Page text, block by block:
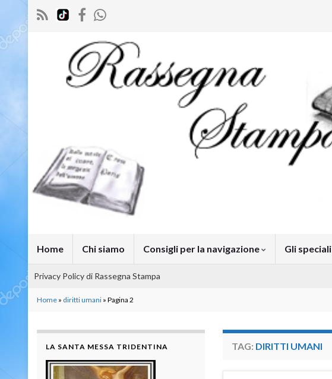
Home Chi siamo Consigli per la navigazione Gli speciali
Privacy Policy di Rassegna Stampa
Home » diritti umani » Pagina 2
TAG: DIRITTI UMANI
LA SANTA MESSA TRIDENTINA